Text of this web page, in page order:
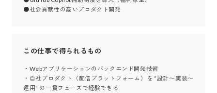
●社会貢献性の高いプロダクト開発
この仕事で得られるもの
・Webアプリケーションのバックエンド開発技術
・自社プロダクト（配信プラットフォーム）を “設計〜実装〜
運用” の一貫フェーズで経験できる